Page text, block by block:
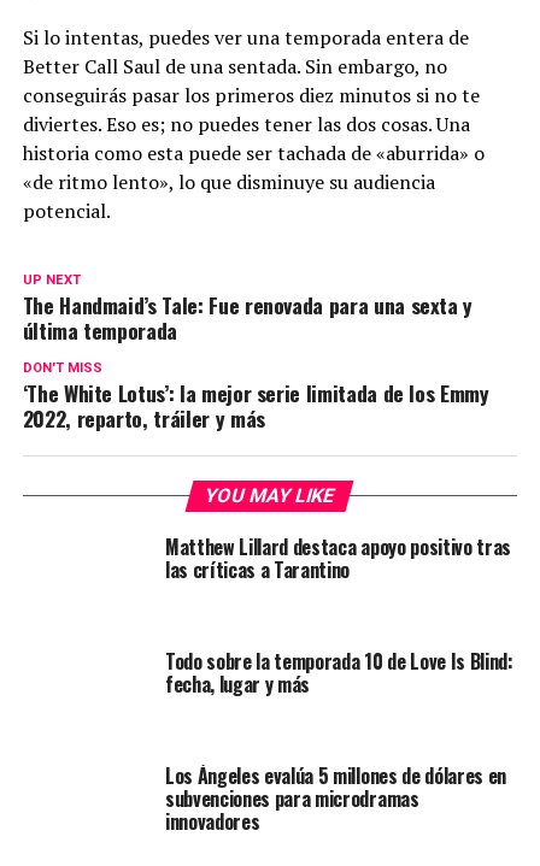
Si lo intentas, puedes ver una temporada entera de
Better Call Saul de una sentada. Sin embargo, no
conseguirás pasar los primeros diez minutos si no te
diviertes. Eso es; no puedes tener las dos cosas. Una
historia como esta puede ser tachada de «aburrida» o
«de ritmo lento», lo que disminuye su audiencia
potencial.
UP NEXT
The Handmaid’s Tale: Fue renovada para una sexta y
última temporada
DON'T MISS
‘The White Lotus’: la mejor serie limitada de los Emmy
2022, reparto, tráiler y más
YOU MAY LIKE
Matthew Lillard destaca apoyo positivo tras
las críticas a Tarantino
Todo sobre la temporada 10 de Love Is Blind:
fecha, lugar y más
Los Ángeles evalúa 5 millones de dólares en
subvenciones para microdramas
innovadores